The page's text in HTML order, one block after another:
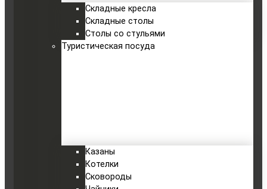
Складные кресла
Складные столы
Столы со стульями
Туристическая посуда
Казаны
Котелки
Сковороды